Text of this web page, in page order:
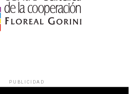
PUBLICIDAD